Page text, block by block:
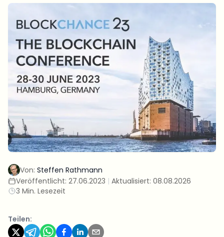
Von: Steffen Rathmann
Veröffentlicht: 27.06.2023 | Aktualisiert: 08.08.2026
3 Min. Lesezeit
Teilen: